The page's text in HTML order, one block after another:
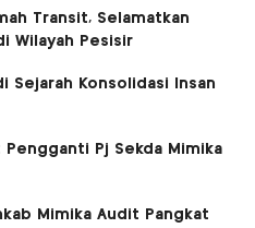
Transit, Selamatkan
Wilayah Pesisir
Sejarah Konsolidasi Insan
Pengganti Pj Sekda Mimika
Mimika Audit Pangkat